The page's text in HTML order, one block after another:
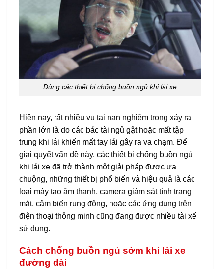
Dùng các thiết bị chống buồn ngủ khi lái xe
Hiện nay, rất nhiều vụ tai nạn nghiêm trong xảy ra
phần lớn là do các bác tài ngủ gật hoặc mất tập
trung khi lái khiến mất tay lái gây ra va chạm. Để
giải quyết vấn đề này, các thiết bị chống buồn ngủ
khi lái xe đã trở thành một giải pháp được ưa
chuộng, những thiết bị phổ biến và hiệu quả là các
loại máy tạo âm thanh, camera giám sát tình trạng
mắt, cảm biến rung động, hoặc các ứng dụng trên
điện thoại thông minh cũng đang được nhiều tài xế
sử dụng.
Cách chống buồn ngủ sớm khi lái xe
đường dài